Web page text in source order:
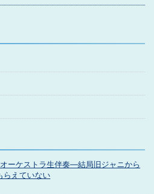
ーケストラ生伴奏―結局旧ジャニから
らえていない